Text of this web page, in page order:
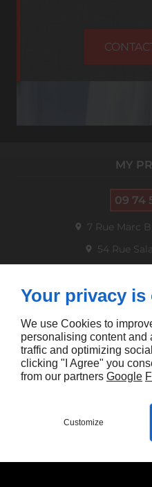
MY
09 74
7 Rue Marc
54 Rue Sala
HEURES
Lun - Ven
HEURES
Your privacy
We use Cookies to
personalising content and
traffic and optimizing
clicking "I Agree" you
from our partners Google
Customize